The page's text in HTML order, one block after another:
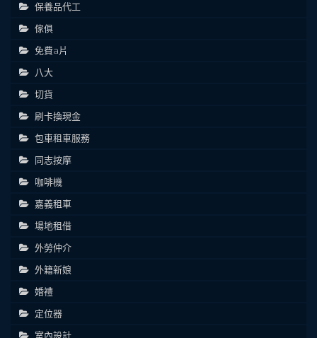
保養品代工
傢俱
免費a片
八大
切貨
刷卡換現金
包車租車服務
同志按摩
咖啡機
嘉義租車
場地租借
外勞仲介
外籍新娘
婚禮
定位器
室內設計